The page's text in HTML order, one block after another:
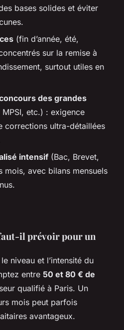
bases solides et éviter
(fin d’année, été,
sur la remise à
surtout utiles en
des grandes
etc.) : exigence
corrections ultra-détaillées
intensif (Bac, Brevet,
mois, avec bilans mensuels
il prévoir pour un
niveau et l’intensité du
entre 50 et 80 € de
qualifié à Paris. Un
mois peut parfois
avantageux.